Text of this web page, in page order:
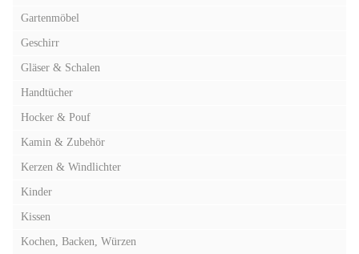
Gartenmöbel
Geschirr
Gläser & Schalen
Handtücher
Hocker & Pouf
Kamin & Zubehör
Kerzen & Windlichter
Kinder
Kissen
Kochen, Backen, Würzen